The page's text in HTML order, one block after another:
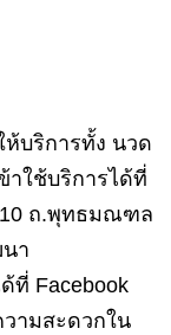
บริการทั้ง นวด
าใช้บริการได้ที่
ถ.พุทธมณฑล
า
ที่ Facebook
ามสะดวกใน